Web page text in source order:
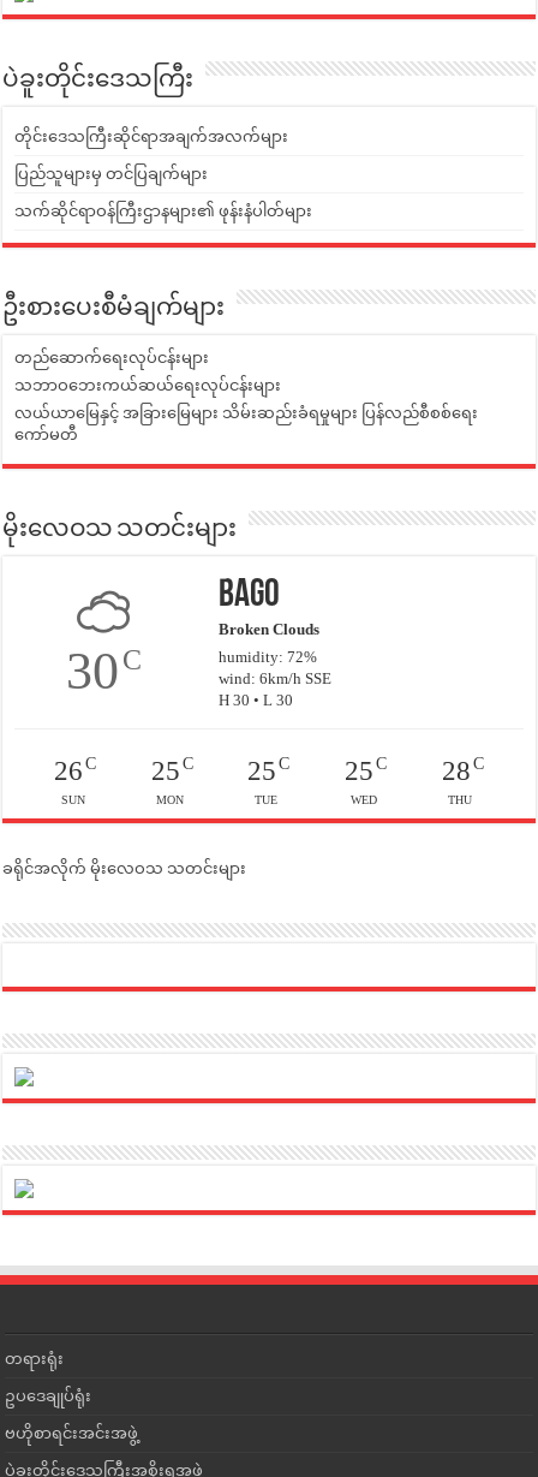
ပဲခူးတိုင်းဒေသကြီး
တိုင်းဒေသကြီးဆိုင်ရာအချက်အလက်များ
ပြည်သူများမှ တင်ပြချက်များ
သက်ဆိုင်ရာဝန်ကြီးဌာနများ၏ ဖုန်းနံပါတ်များ
ဦးစားပေးစီမံချက်များ
တည်ဆောက်ရေးလုပ်ငန်းများ
သဘာဝဘေးကယ်ဆယ်ရေးလုပ်ငန်းများ
လယ်ယာမြေနှင့် အခြားမြေများ သိမ်းဆည်းခံရမှုများ ပြန်လည်စီစစ်ရေး
ကော်မတီ
မိုးလေဝသ သတင်းများ
30C
Bago
Broken Clouds
humidity: 72%
wind: 6km/h SSE
H 30 • L 30
26C
SUN
25C
MON
25 C
TUE
25C
WED
28C
THU
ခရိုင်အလိုက် မိုးလေဝသ သတင်းများ
တရားရုံး
ဥပဒေချုပ်ရုံး
ဗဟိုစာရင်းအင်းအဖွဲ့
ပဲခူးတိုင်းဒေသကြီးအစိုးရအဖွဲ့